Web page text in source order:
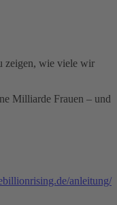
zeigen, wie viele wir
Milliarde Frauen – und
anleitung/